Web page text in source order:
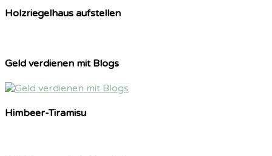
Holzriegelhaus aufstellen
Geld verdienen mit Blogs
Himbeer-Tiramisu